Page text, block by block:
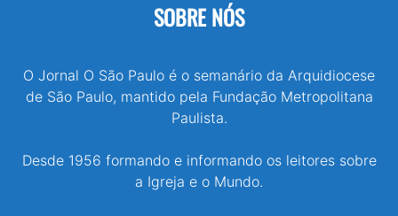
SOBRE NÓS
O Jornal O São Paulo é o semanário da Arquidiocese
de São Paulo, mantido pela Fundação Metropolitana
Paulista.
Desde 1956 formando e informando os leitores sobre
a Igreja e o Mundo.